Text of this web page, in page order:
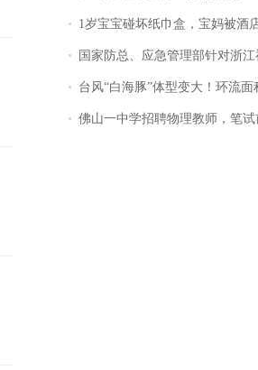
1岁宝宝碰坏纸巾盒，宝妈被酒店要求赔付924元！三亚一酒店回复：骨瓷定
国家防总、应急管理部针对浙江福建启动防汛防台
台风“白海豚”体型变大！环流面积接近13
佛山一中学招聘物理教师，笔试前13名均遭淘汰？教育局：已叫停招聘